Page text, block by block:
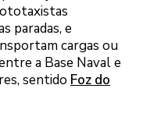
paradas, e
cargas ou
a Base Naval e
sentido Foz do